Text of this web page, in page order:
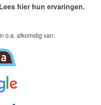
hier hun ervaringen.
o.a. afkomstig van: